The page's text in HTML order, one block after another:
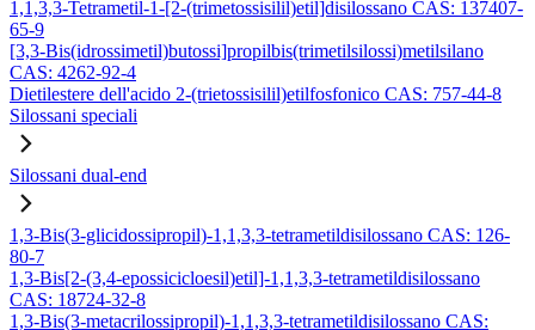
1,1,3,3-Tetrametil-1-[2-(trimetossisilil)etil]disilossano CAS: 137407-
65-9
[3,3-Bis(idrossimetil)butossi]propilbis(trimetilsilossi)metilsilano
CAS: 4262-92-4
Dietilestere dell'acido 2-(trietossisilil)etilfosfonico CAS: 757-44-8
Silossani speciali
Silossani dual-end
1,3-Bis(3-glicidossipropil)-1,1,3,3-tetrametildisilossano CAS: 126-
80-7
1,3-Bis[2-(3,4-epossicicloesil)etil]-1,1,3,3-tetrametildisilossano
CAS: 18724-32-8
1,3-Bis(3-metacrilossipropil)-1,1,3,3-tetrametildisilossano CAS: